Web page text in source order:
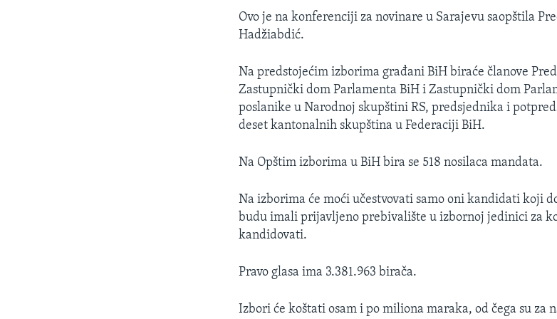
Ovo je na konferenciji za novinare u Sarajevu saopštila
Hadžiabdić.
Na predstojećim izborima građani BiH biraće članove
Zastupnički dom Parlamenta BiH i Zastupnički dom
poslanike u Narodnoj skupštini RS, predsjednika i
deset kantonalnih skupština u Federaciji BiH.
Na Opštim izborima u BiH bira se 518 nosilaca mandata.
Na izborima će moći učestvovati samo oni kandidati koji
budu imali prijavljeno prebivalište u izbornoj jedinici za
kandidovati.
Pravo glasa ima 3.381.963 birača.
Izbori će koštati osam i po miliona maraka, od čega su za